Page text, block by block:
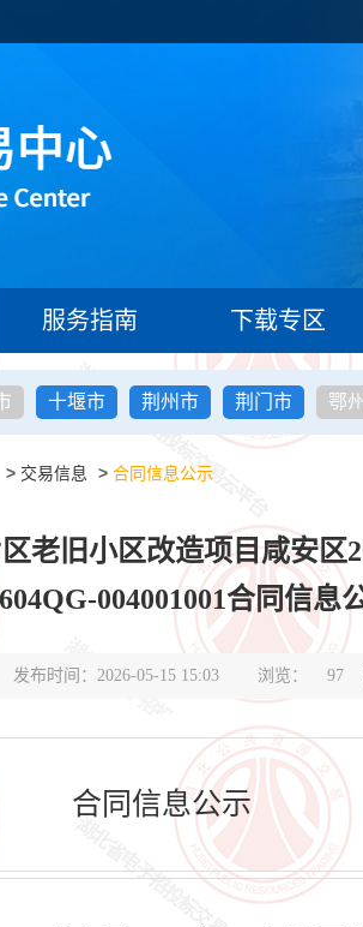
服务指南 下载专区
十堰市 荆州市 荆门市 鄂
> 交易信息 > 合同信息公示
老旧小区改造项目咸安
004001001合同信息
发布时间：2026-05-15 15:03 浏览： 97
合同信息公示